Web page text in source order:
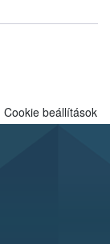
szakértőt.
Cookie beállítások